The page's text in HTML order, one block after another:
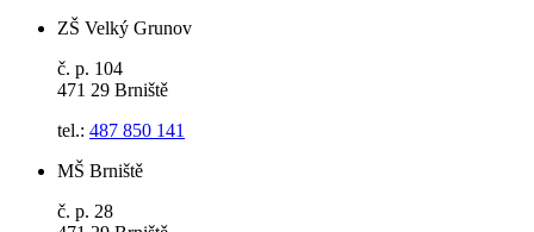
ZŠ Velký Grunov
č. p. 104
471 29 Brniště
tel.: 487 850 141
MŠ Brniště
č. p. 28